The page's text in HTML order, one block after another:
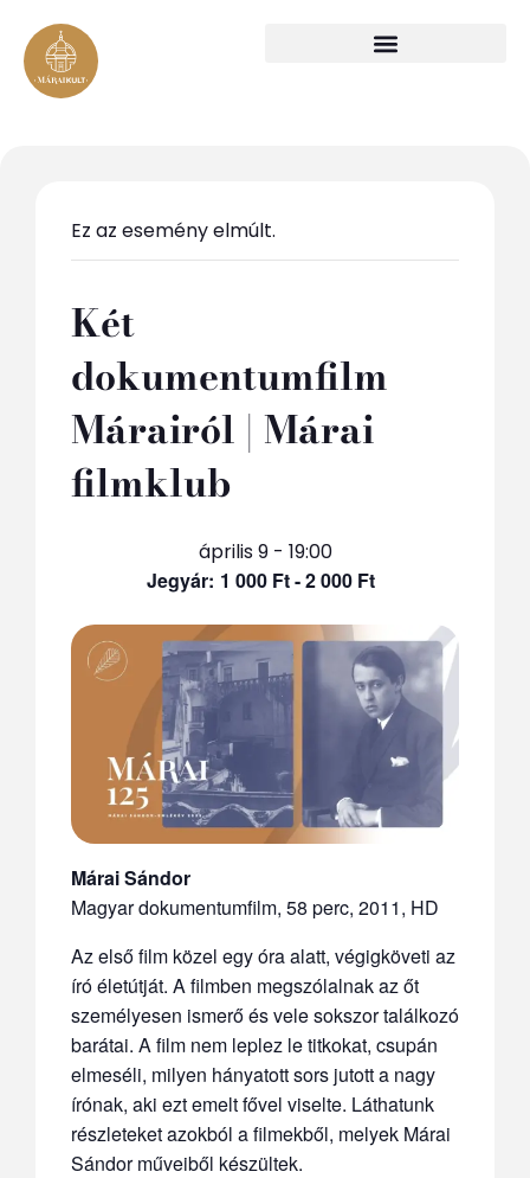
Ez az esemény elmúlt.
Két
dokumentumfilm
Márairól | Márai
filmklub
április 9 - 19:00
1 000 Ft - 2 000 Ft
Márai Sándor
Magyar dokumentumfilm, 58 perc, 2011, HD
Az első film közel egy óra alatt, végigköveti az
író életútját. A filmben megszólalnak az őt
személyesen ismerő és vele sokszor találkozó
barátai. A film nem leplez le titkokat, csupán
elmeséli, milyen hányatott sors jutott a nagy
írónak, aki ezt emelt fővel viselte. Láthatunk
részleteket azokból a filmekből, melyek Márai
Sándor műveiből készültek.